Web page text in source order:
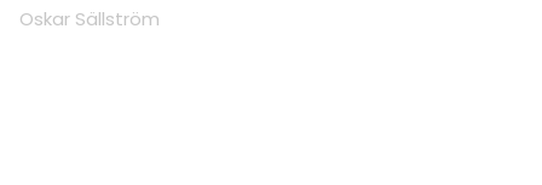
Oskar Sällström